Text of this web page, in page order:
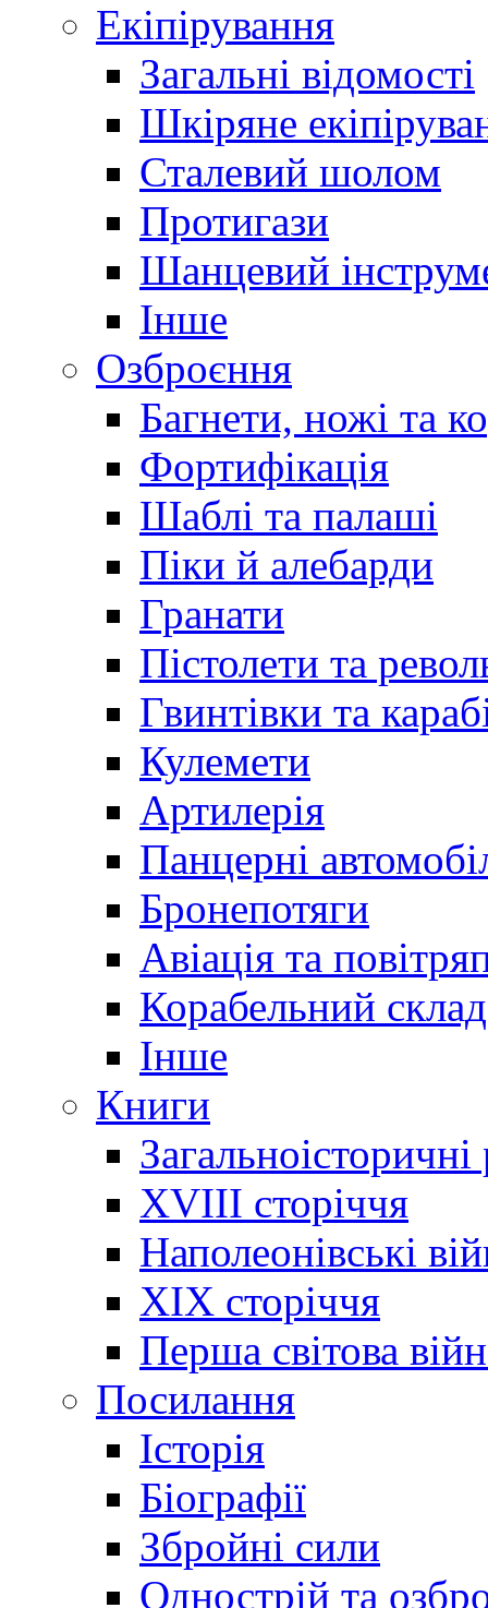
Екіпірування
Загальні відомості
Шкіряне
Сталевий шолом
Протигази
Шанцевий
Інше
Озброєння
Багнети, ножі та
Фортифікація
Шаблі та палаші
Піки й алебарди
Гранати
Пістолети та
Гвинтівки та
Кулемети
Артилерія
Панцерні
Бронепотяги
Авіація та
Корабельний склад
Інше
Книги
XVIII сторіччя
Наполеонівські
XIX сторіччя
Перша світова
Посилання
Історія
Біографії
Збройні сили
Однострій та